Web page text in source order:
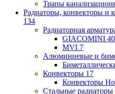
Трапы
Радиаторы, конвекторы и
134
Радиаторная
GIACOMINI 40
MVI 7
Алюминиевые и
Конвекторы 17
Конвекторы
Стальные